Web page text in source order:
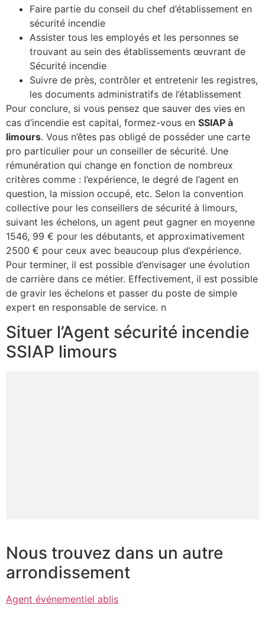
Faire partie du conseil du chef d’établissement en
sécurité incendie
Assister tous les employés et les personnes se
trouvant au sein des établissements œuvrant de
Sécurité incendie
Suivre de près, contrôler et entretenir les registres,
les documents administratifs de l’établissement
Pour conclure, si vous pensez que sauver des vies en
cas d’incendie est capital, formez-vous en SSIAP à
limours. Vous n’êtes pas obligé de posséder une carte
pro particulier pour un conseiller de sécurité. Une
rémunération qui change en fonction de nombreux
critères comme : l’expérience, le degré de l’agent en
question, la mission occupé, etc. Selon la convention
collective pour les conseillers de sécurité à limours,
suivant les échelons, un agent peut gagner en moyenne
1546, 99 € pour les débutants, et approximativement
2500 € pour ceux avec beaucoup plus d’expérience.
Pour terminer, il est possible d’envisager une évolution
de carrière dans ce métier. Effectivement, il est possible
de gravir les échelons et passer du poste de simple
expert en responsable de service. n
Situer l’Agent sécurité incendie
SSIAP limours
Nous trouvez dans un autre
arrondissement
Agent événementiel ablis